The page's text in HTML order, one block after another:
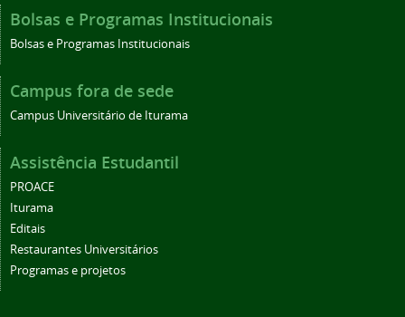
Bolsas e Programas Institucionais
Bolsas e Programas Institucionais
Campus fora de sede
Campus Universitário de Iturama
Assistência Estudantil
PROACE
Iturama
Editais
Restaurantes Universitários
Programas e projetos